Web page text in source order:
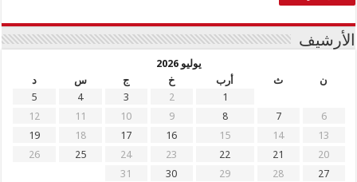
الأرشيف
يوليو 2026
ن
ث أرب خ ج س
د
1
2
3
4
5
6
7
8
9
10
11
12
13
14
15
16
17
18
19
20
21
22
23
24
25
26
27
28
29
30
31